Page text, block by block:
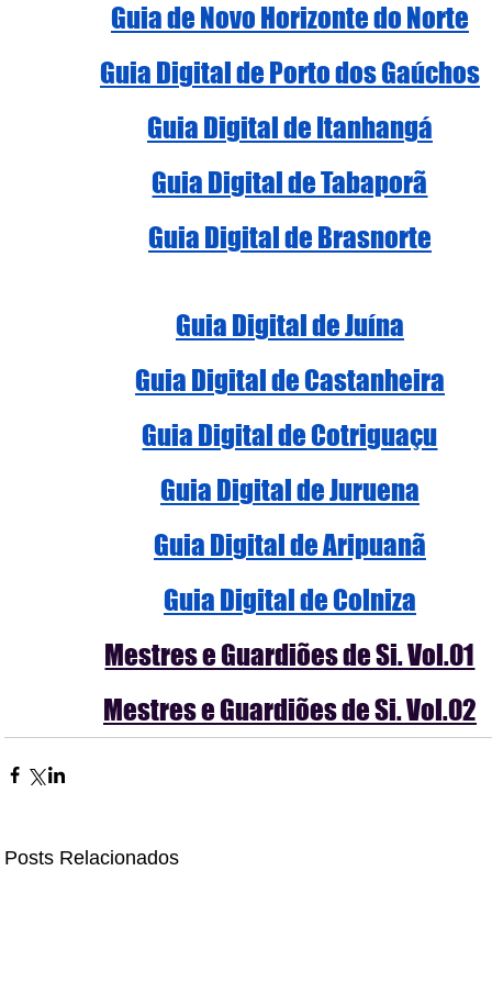
Guia de Novo Horizonte do Norte
Guia Digital de Porto dos Gaúchos
Guia Digital de Itanhangá
Guia Digital de Tabaporã
Guia Digital de Brasnorte
Guia Digital de Juína
Guia Digital de Castanheira
Guia Digital de Cotriguaçu
Guia Digital de Juruena
Guia Digital de Aripuanã
Guia Digital de Colniza
Mestres e Guardiões de Si. Vol.01
Mestres e Guardiões de Si. Vol.02
Posts Relacionados